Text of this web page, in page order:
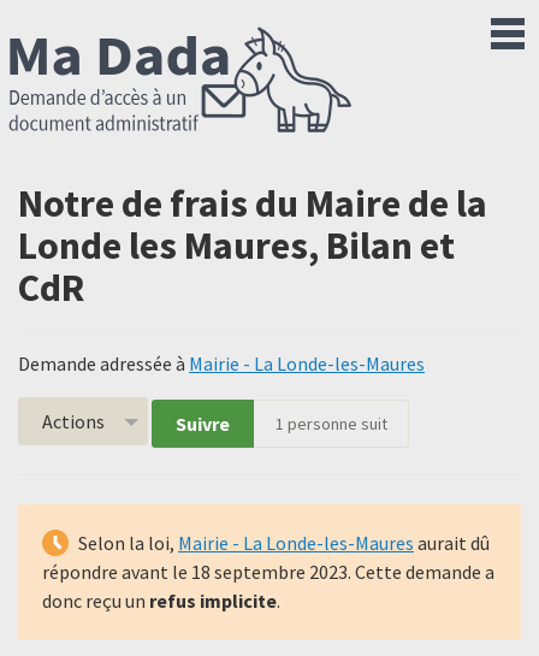
Notre de frais du Maire de la
Londe les Maures, Bilan et
CdR
Demande adressée à Mairie - La Londe-les-Maures
Actions Suivre 1 personne suit
Selon la loi, Mairie - La Londe-les-Maures aurait dû
répondre avant le 18 septembre 2023. Cette demande a
donc reçu un refus implicite.